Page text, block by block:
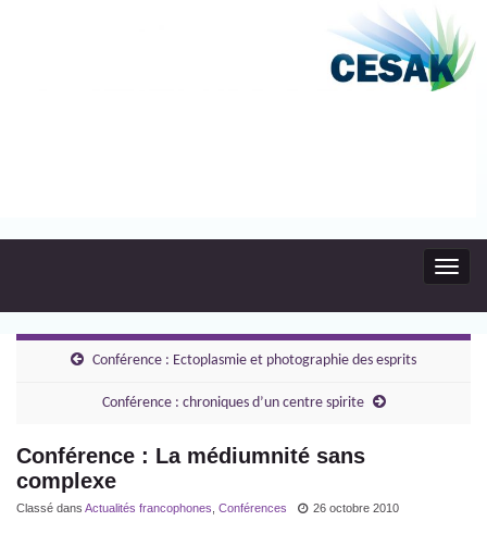
Conférence : Ectoplasmie et photographie des esprits
Conférence : chroniques d’un centre spirite
Conférence : La médiumnité sans
complexe
Classé dans Actualités francophones Conférences 26 octobre 2010